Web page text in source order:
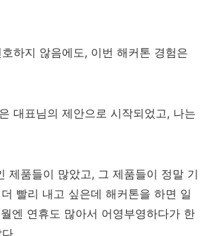
하지 않음에도, 이번 해커톤 경험은
대표님의 제안으로 시작되었고, 나는
제품들이 많았고, 그 제품들이 정말 기
빨리 내고 싶은데 해커톤을 하면 일
엔 연휴도 많아서 어영부영하다가 한
.